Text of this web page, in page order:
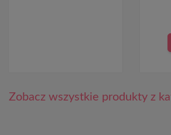
Zobacz wszystkie produkty z